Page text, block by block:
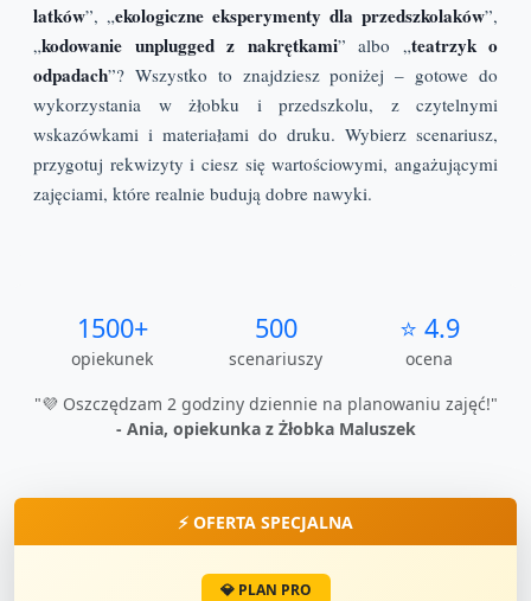
latków”, „ekologiczne eksperymenty dla przedszkolaków”,
„kodowanie unplugged z nakrętkami” albo „teatrzyk o
odpadach”? Wszystko to znajdziesz poniżej – gotowe do
wykorzystania w żłobku i przedszkolu, z czytelnymi
wskazówkami i materiałami do druku. Wybierz scenariusz,
przygotuj rekwizyty i ciesz się wartościowymi, angażującymi
zajęciami, które realnie budują dobre nawyki.
1500+
opiekunek
500
scenariuszy
⭐ 4.9
ocena
"💜 Oszczędzam 2 godziny dziennie na planowaniu zajęć!"
- Ania, opiekunka z Żłobka Maluszek
⚡ OFERTA SPECJALNA
💎 PLAN PRO